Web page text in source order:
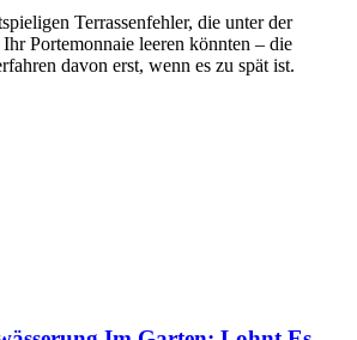
Terrassenfehler, die unter der
Portemonnaie leeren könnten – die
davon erst, wenn es zu spät ist.